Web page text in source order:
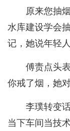
原来您抽
水库建设学会
记，她说年轻
傅责点头
你戒了烟，她
李璞转变
当下车间当技